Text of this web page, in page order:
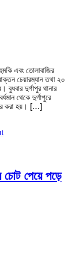
হুমকি এবং তোলাবাজির
চেয়ারম্যান তথা ২০
বুধবার দুর্গাপুর থানার
থেকে দুর্গাপুরে
করা হয়। […]
চোট পেয়ে পড়ে